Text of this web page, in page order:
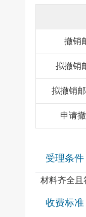
撤销
拟撤销
拟撤销
申请
受理条件
材料齐全且
收费标准